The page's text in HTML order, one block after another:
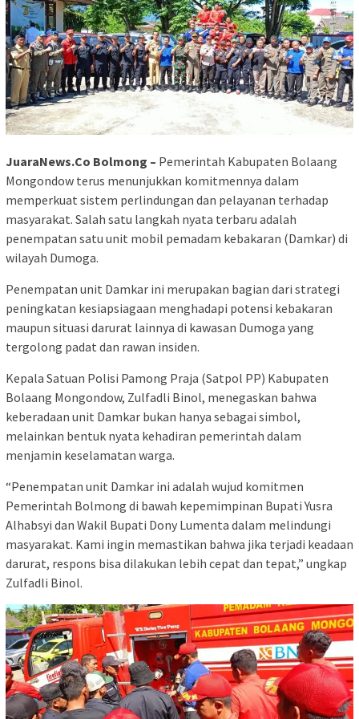
JuaraNews.Co Bolmong – Pemerintah Kabupaten Bolaang
Mongondow terus menunjukkan komitmennya dalam
memperkuat sistem perlindungan dan pelayanan terhadap
masyarakat. Salah satu langkah nyata terbaru adalah
penempatan satu unit mobil pemadam kebakaran (Damkar) di
wilayah Dumoga.
Penempatan unit Damkar ini merupakan bagian dari strategi
peningkatan kesiapsiagaan menghadapi potensi kebakaran
maupun situasi darurat lainnya di kawasan Dumoga yang
tergolong padat dan rawan insiden.
Kepala Satuan Polisi Pamong Praja (Satpol PP) Kabupaten
Bolaang Mongondow, Zulfadli Binol, menegaskan bahwa
keberadaan unit Damkar bukan hanya sebagai simbol,
melainkan bentuk nyata kehadiran pemerintah dalam
menjamin keselamatan warga.
“Penempatan unit Damkar ini adalah wujud komitmen
Pemerintah Bolmong di bawah kepemimpinan Bupati Yusra
Alhabsyi dan Wakil Bupati Dony Lumenta dalam melindungi
masyarakat. Kami ingin memastikan bahwa jika terjadi keadaan
darurat, respons bisa dilakukan lebih cepat dan tepat,” ungkap
Zulfadli Binol.